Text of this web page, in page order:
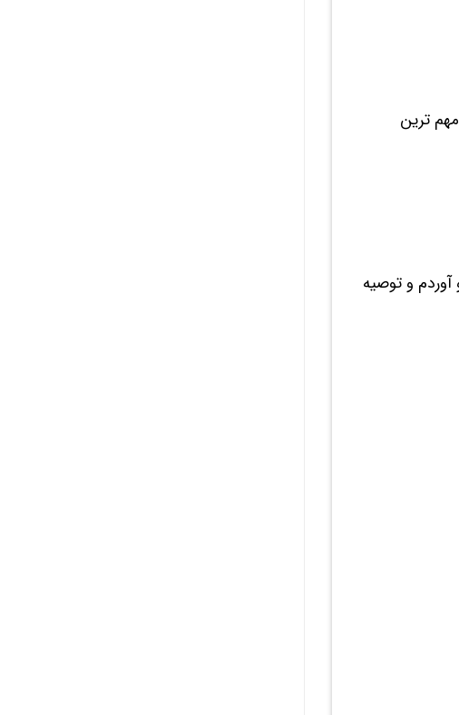
ترین
آوردم و توصیه